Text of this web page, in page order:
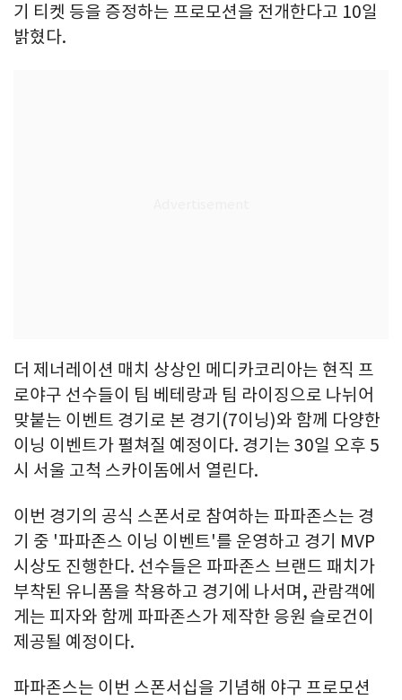
기 티켓 등을 증정하는 프로모션을 전개한다고 10일
밝혔다.
더 제너레이션 매치 상상인 메디카코리아는 현직 프
로야구 선수들이 팀 베테랑과 팀 라이징으로 나뉘어
맞붙는 이벤트 경기로 본 경기(7이닝)와 함께 다양한
이닝 이벤트가 펼쳐질 예정이다. 경기는 30일 오후 5
시 서울 고척 스카이돔에서 열린다.
이번 경기의 공식 스폰서로 참여하는 파파존스는 경
기 중 '파파존스 이닝 이벤트'를 운영하고 경기 MVP
시상도 진행한다. 선수들은 파파존스 브랜드 패치가
부착된 유니폼을 착용하고 경기에 나서며, 관람객에
게는 피자와 함께 파파존스가 제작한 응원 슬로건이
제공될 예정이다.
파파존스는 이번 스폰서십을 기념해 야구 프로모션